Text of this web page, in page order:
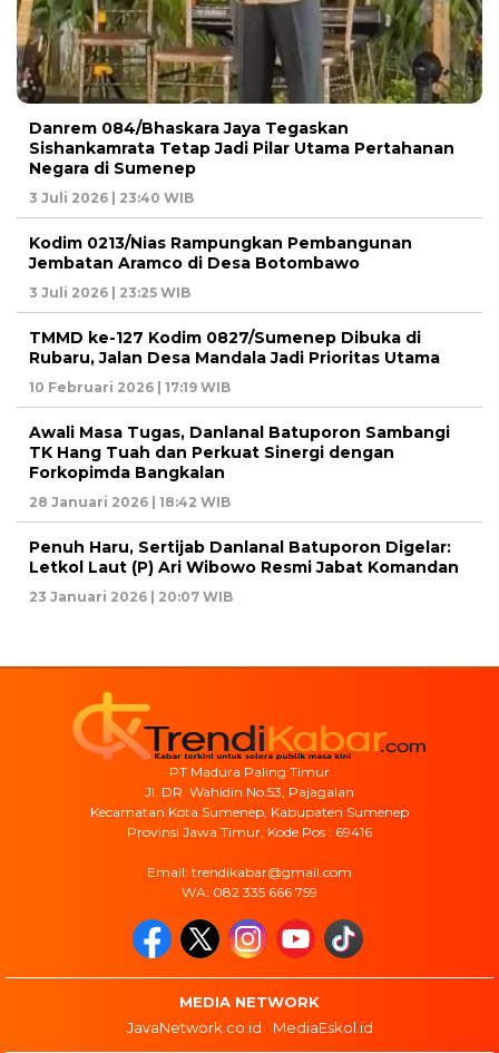
Danrem 084/Bhaskara Jaya Tegaskan
Sishankamrata Tetap Jadi Pilar Utama Pertahanan
Negara di Sumenep
3 Juli 2026 | 23:40 WIB
Kodim 0213/Nias Rampungkan Pembangunan
Jembatan Aramco di Desa Botombawo
3 Juli 2026 | 23:25 WIB
TMMD ke-127 Kodim 0827/Sumenep Dibuka di
Rubaru, Jalan Desa Mandala Jadi Prioritas Utama
10 Februari 2026 | 17:19 WIB
Awali Masa Tugas, Danlanal Batuporon Sambangi
TK Hang Tuah dan Perkuat Sinergi dengan
Forkopimda Bangkalan
28 Januari 2026 | 18:42 WIB
Penuh Haru, Sertijab Danlanal Batuporon Digelar:
Letkol Laut (P) Ari Wibowo Resmi Jabat Komandan
23 Januari 2026 | 20:07 WIB
PT Madura Paling Timur
Jl. DR. Wahidin No.53, Pajagalan
Kecamatan Kota Sumenep, Kabupaten Sumenep
Provinsi Jawa Timur, Kode Pos : 69416
Email: trendikabar@gmail.com
WA: 082 335 666 759
MEDIA NETWORK
JavaNetwork.co.id
MediaEskol.id